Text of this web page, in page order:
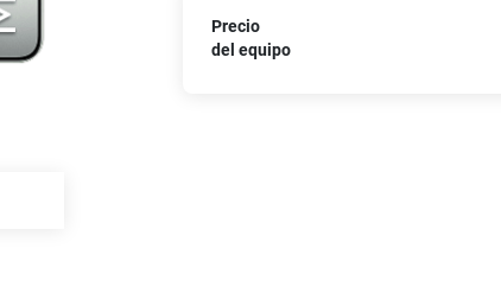
Paga solo
Precio
del equipo